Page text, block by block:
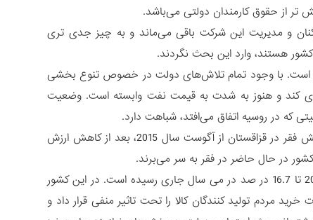
و مدیریت این شرکت باقی می‌ماند و به چیز جدی تری
هستند، وارد این بحث نگردند.
است. با وجود تمام تلاش‌های دولت در خصوص تنوع بخشی
کند و هنوز به شدت به قیمت نفت وابسته است. وضعیت
که در روسیه اتفاق می‌افتد، شباهت دارد.
قدر مطلق تصویر این وضعیت چنین است: برای اولین بار در چند سال اخیر، روند کاهش فقر در قزاقستان از آگوست سال 2015، بعد از کاهش ارزش
تورم در این مدت زمان بیش از 4 برار افزایش یافته است – از 3.8 در صد در جولای 2015 تا 16.7 در صد در می سال جاری رسیده است. در این کشور
مردم تولید کنندگان کالا را تحت تاثیر منفی قرار داد و